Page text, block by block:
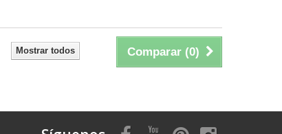
Comparar (0)
Mostrar todos